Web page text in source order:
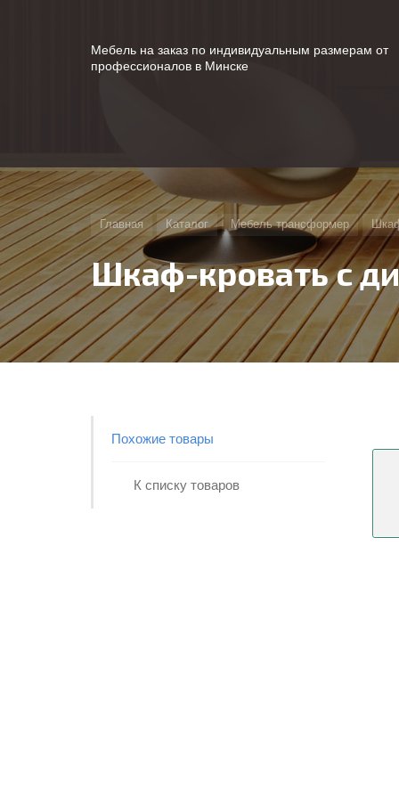
Мебель на заказ по индивидуальным размерам от
профессионалов в Минске
Главная Каталог Мебель трансформер
Шкаф-кровать с
Похожие товары
К списку товаров